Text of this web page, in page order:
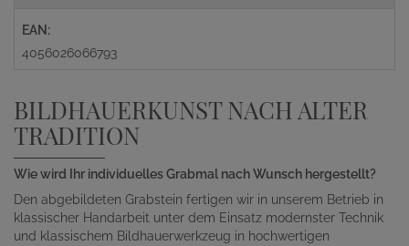
EAN:
4056026066793
BILDHAUERKUNST NACH ALTER
TRADITION
Wie wird Ihr individuelles Grabmal nach Wunsch hergestellt?
Den abgebildeten Grabstein fertigen wir in unserem Betrieb in
klassischer Handarbeit unter dem Einsatz modernster Technik
und klassischem Bildhauerwerkzeug in hochwertigen